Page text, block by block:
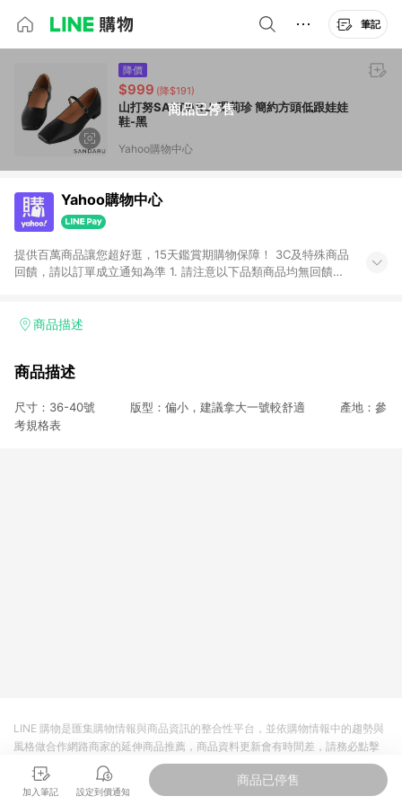
筆記
商品已停售
降價
$999 (降$191)
山打努SANDARU-瑪莉珍 簡約方頭低跟娃娃
鞋-黑
Yahoo購物中心
Yahoo購物中心
提供百萬商品讓您超好逛，15天鑑賞期購物保障！ 3C及特殊商品
回饋，請以訂單成立通知為準 1. 請注意以下品類商品均無回饋：
電玩/遊戲/相機/單眼/鏡頭/拍立得 [2024/6/1起適用] -內接硬
的購回饋活動享Yahoo超贈點回饋者 - 購物中心商店之商品：商
3. 訂單回饋金額將扣除運費/購物金/超贈點/福利金/紅利折抵/折
價券等虛擬貨幣折抵 4. 大宗採購或批發轉賣不具回饋資格： 如
商品描述
商品描述
尺寸：36-40號 版型：偏小，建議拿大一號較舒適 產地：參
考規格表
加入筆記 設定到價通知
商品已停售
LINE 購物是匯集購物情報與商品資訊的整合性平台，並依購物情報中的趨勢與
風格做合作網路商家的延伸商品推薦，商品資料更新會有時間差，請務必點擊
商品至各合作網路商家，確認現售價與購物條件，一切資訊以合作廠商網頁為
準。